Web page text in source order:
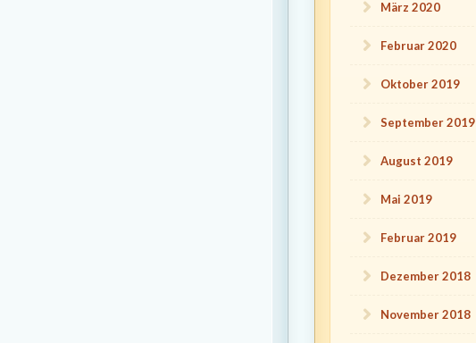
März 2020
Februar 2020
Oktober 2019
September 2019
August 2019
Mai 2019
Februar 2019
Dezember 2018
November 2018